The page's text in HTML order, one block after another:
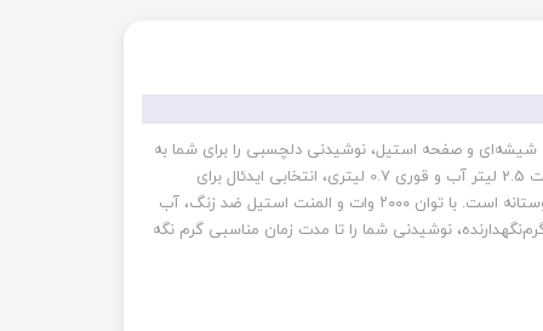
شیشه‌ای و صفحه استیل، نوشیدنی دلچسبی را برای شما به
ارمغان می‌آورد. این چای ساز با ظرفیت 2.5 لیتر آب و قوری 0.7 لیتری، انتخابی ایدئال برای
خانواده‌های کوچک و میهمانی‌های دوستانه است. با توان ۲۰۰۰ وات و المنت استیل ضد زنگ، آب
نوشیدنی شما را تا مدت زمان مناسبی گرم نگه